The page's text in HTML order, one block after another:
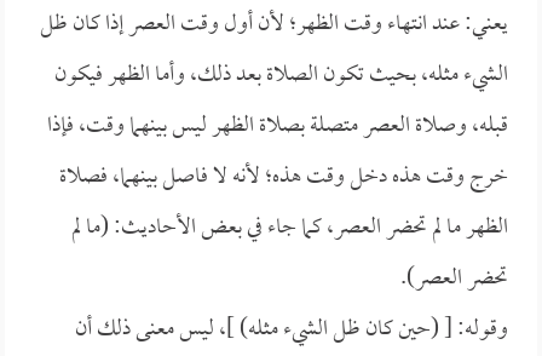
يعني: عند انتهاء وقت الظهر؛ لأن أول وقت العصر إذا كان ظل
الشيء مثله، بحيث تكون الصلاة بعد ذلك، وأما الظهر فيكون
قبله، وصلاة العصر متصلة بصلاة الظهر ليس بينهما وقت، فإذا
خرج وقت هذه دخل وقت هذه؛ لأنه لا فاصل بينهما، فصلاة
الظهر ما لم تحضر العصر، كما جاء في بعض الأحاديث: (ما لم
تحضر العصر).
وقوله: [ (حين كان ظل الشيء مثله) ]، ليس معنى ذلك أن